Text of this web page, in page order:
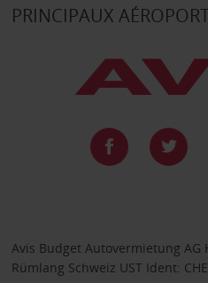
PRINCIPAUX
Avis Budget Autovermietung AG
Rümlang Schweiz UST Ident: